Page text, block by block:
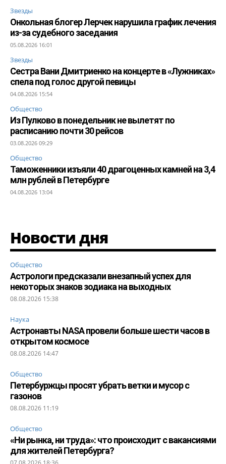
Звезды
Онкольная блогер Лерчек нарушила график лечения
из-за судебного заседания
05.08.2026 16:01
Звезды
Сестра Вани Дмитриенко на концерте в «Лужниках»
спела под голос другой певицы
04.08.2026 15:54
Общество
Из Пулково в понедельник не вылетят по
расписанию почти 30 рейсов
03.08.2026 09:29
Общество
Таможенники изъяли 40 драгоценных камней на 3,4
млн рублей в Петербурге
04.08.2026 13:04
Новости дня
Общество
Астрологи предсказали внезапный успех для
некоторых знаков зодиака на выходных
08.08.2026 15:38
Наука
Астронавты NASA провели больше шести часов в
открытом космосе
08.08.2026 14:47
Общество
Петербуржцы просят убрать ветки и мусор с
газонов
08.08.2026 11:19
Общество
«Ни рынка, ни труда»: что происходит с вакансиями
для жителей Петербурга?